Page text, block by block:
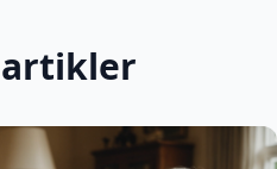
artikler